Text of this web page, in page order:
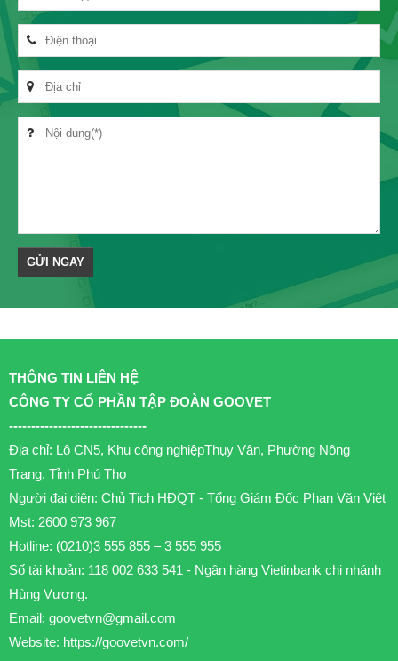
THÔNG TIN LIÊN HỆ
CÔNG TY CỔ PHẦN TẬP ĐOÀN GOOVET
-------------------------------
Địa chỉ: Lô CN5, Khu công nghiệpThụy Vân, Phường Nông
Trang, Tỉnh Phú Thọ
Người đại diện: Chủ Tịch HĐQT - Tổng Giám Đốc Phan Văn Việt
Mst: 2600 973 967
Hotline: (0210)3 555 855 – 3 555 955
Số tài khoản: 118 002 633 541 - Ngân hàng Vietinbank chi nhánh
Hùng Vương.
Email: goovetvn@gmail.com
Website: https://goovetvn.com/